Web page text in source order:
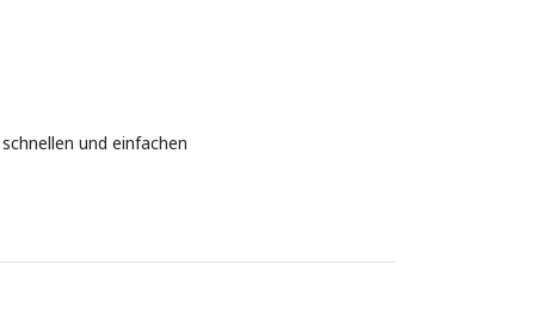
und einfachen